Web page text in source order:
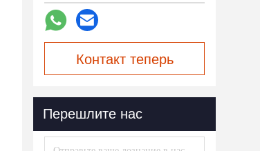
Контакт теперь
Перешлите нас